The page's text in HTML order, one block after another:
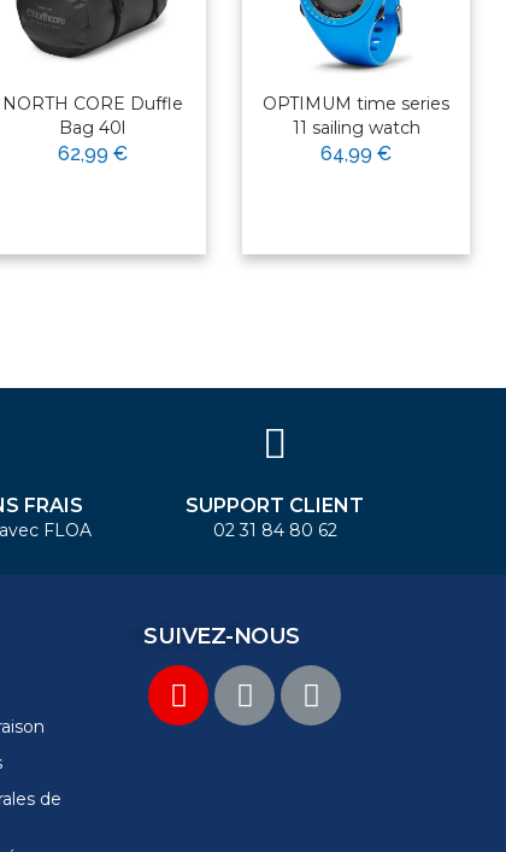
NORTH CORE Duffle
Bag 40l
62,99 €
OPTIMUM time series
11 sailing watch
64,99 €
FRAIS
FLOA
SUPPORT CLIENT
02 31 84 80 62
de
SUIVEZ-NOUS